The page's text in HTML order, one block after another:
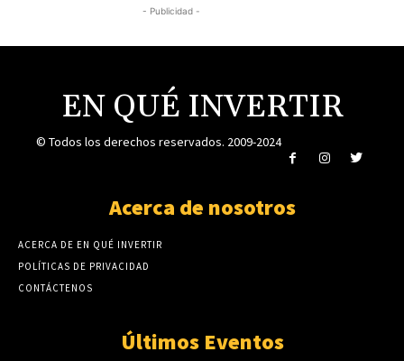
- Publicidad -
EN QUÉ INVERTIR
© Todos los derechos reservados. 2009-2024
Acerca de nosotros
ACERCA DE EN QUÉ INVERTIR
POLÍTICAS DE PRIVACIDAD
CONTÁCTENOS
Últimos Eventos